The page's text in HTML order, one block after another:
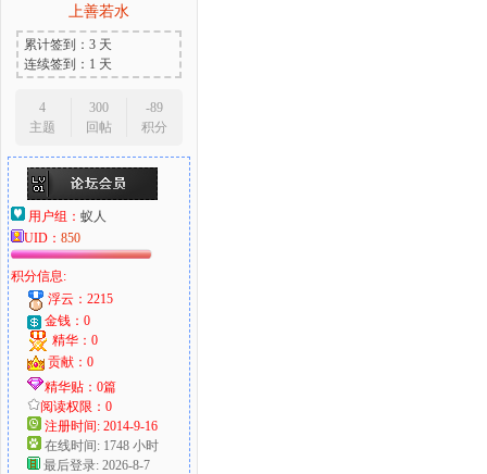
上善若水
累计签到：3 天
连续签到：1 天
4
主题
300
回帖
-89
积分
用户组： 蚁人
UID： 850
积分信息:
浮云：2215
金钱：0
精华：0
贡献：0
精华贴：0篇
阅读权限：0
注册时间: 2014-9-16
在线时间: 1748 小时
最后登录: 2026-8-7